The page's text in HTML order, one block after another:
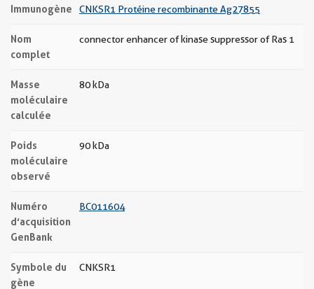
Immunogène CNKSR1 Protéine recombinante Ag27855
Nom
complet
connector enhancer of kinase suppressor of Ras 1
Masse
moléculaire
calculée
80 kDa
Poids
moléculaire
observé
90 kDa
Numéro
d’acquisition
GenBank
BC011604
Symbole du
gène
CNKSR1